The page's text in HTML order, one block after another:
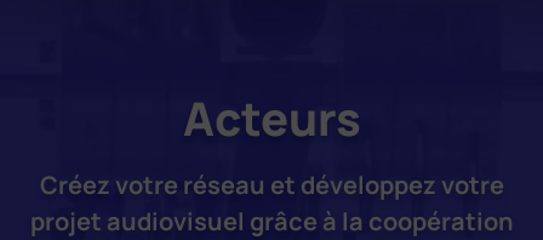
Acteurs
Créez votre réseau et développez votre
projet audiovisuel grâce à la coopération